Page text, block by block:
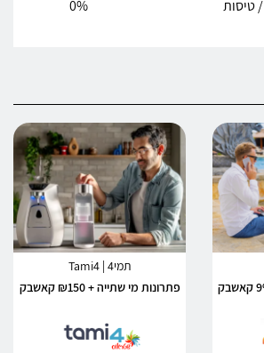
טיסות
0%
תמי4 | Tami4
פתרונות מי שתייה + ₪150 קאשבק